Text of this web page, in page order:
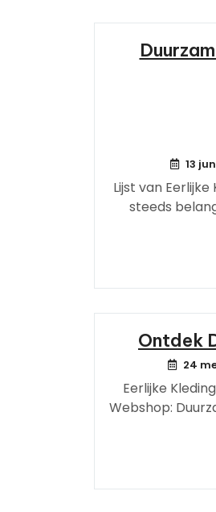
13
Lijst van
steeds
Ontdek
24
Eerlijke
Webshop: